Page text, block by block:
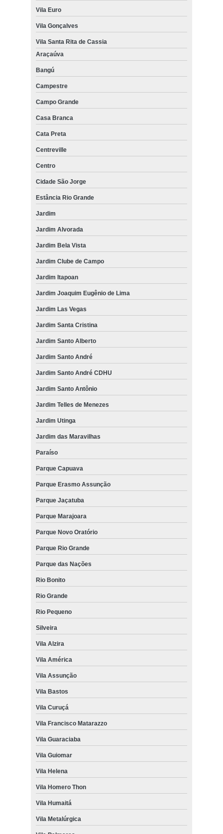
Vila Euro
Vila Gonçalves
Vila Santa Rita de Cassia
Araçaúva
Bangú
Campestre
Campo Grande
Casa Branca
Cata Preta
Centreville
Centro
Cidade São Jorge
Estância Rio Grande
Jardim
Jardim Alvorada
Jardim Bela Vista
Jardim Clube de Campo
Jardim Itapoan
Jardim Joaquim Eugênio de Lima
Jardim Las Vegas
Jardim Santa Cristina
Jardim Santo Alberto
Jardim Santo André
Jardim Santo André CDHU
Jardim Santo Antônio
Jardim Telles de Menezes
Jardim Utinga
Jardim das Maravilhas
Paraíso
Parque Capuava
Parque Erasmo Assunção
Parque Jaçatuba
Parque Marajoara
Parque Novo Oratório
Parque Rio Grande
Parque das Nações
Rio Bonito
Rio Grande
Rio Pequeno
Silveira
Vila Alzira
Vila América
Vila Assunção
Vila Bastos
Vila Curuçá
Vila Francisco Matarazzo
Vila Guaraciaba
Vila Guiomar
Vila Helena
Vila Homero Thon
Vila Humaitá
Vila Metalúrgica